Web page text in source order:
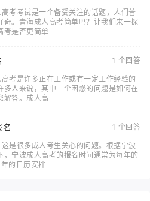
考考试是一个备受关注的话题，人们普
。青海成人高考简单吗？让我们来一探
考是否更简单
1 个回答
考是许多正在工作或有一定工作经验的
人来说，其中一个困惑的问题是如何在
解答。成人高
1 个回答
是很多成人考生关心的问题。根据宁波
宁波成人高考的报名时间通常为每年的
的日历安排